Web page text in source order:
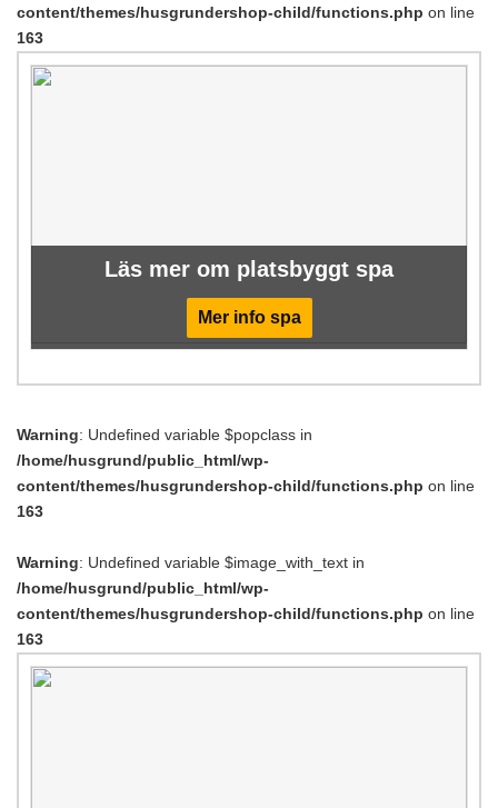
content/themes/husgrundershop-child/functions.php on line
163
Läs mer om platsbyggt spa
Mer info spa
Warning: Undefined variable $popclass in
/home/husgrund/public_html/wp-
content/themes/husgrundershop-child/functions.php on line
163
Warning: Undefined variable $image_with_text in
/home/husgrund/public_html/wp-
content/themes/husgrundershop-child/functions.php on line
163